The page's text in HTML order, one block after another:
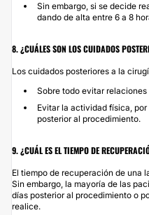
Sin embargo, si se decide
dando de alta entre 6 a 8
8. ¿CUÁLES SON LOS CUIDADOS
Los cuidados posteriores a la
Sobre todo evitar relaciones
Evitar la actividad física,
posterior al procedimiento.
9. ¿CUÁL ES EL TIEMPO DE
El tiempo de recuperación de una
Sin embargo, la mayoría de las
días posterior al procedimiento o
realice.